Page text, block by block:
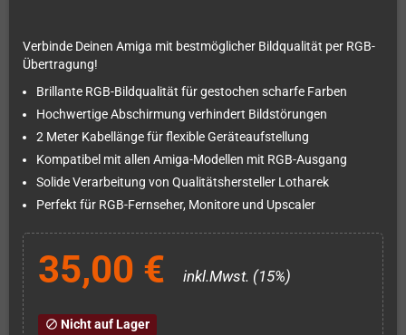
Verbinde Deinen Amiga mit bestmöglicher Bildqualität per RGB-
Übertragung!
Brillante RGB-Bildqualität für gestochen scharfe Farben
Hochwertige Abschirmung verhindert Bildstörungen
2 Meter Kabellänge für flexible Geräteaufstellung
Kompatibel mit allen Amiga-Modellen mit RGB-Ausgang
Solide Verarbeitung von Qualitätshersteller Lotharek
Perfekt für RGB-Fernseher, Monitore und Upscaler
35,00 € inkl.Mwst. (15%)
block Nicht auf Lager